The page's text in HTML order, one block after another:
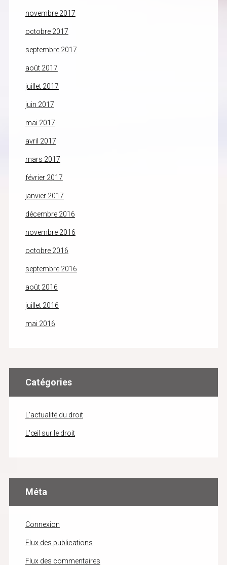
novembre 2017
octobre 2017
septembre 2017
août 2017
juillet 2017
juin 2017
mai 2017
avril 2017
mars 2017
février 2017
janvier 2017
décembre 2016
novembre 2016
octobre 2016
septembre 2016
août 2016
juillet 2016
mai 2016
Catégories
L'actualité du droit
L'œil sur le droit
Méta
Connexion
Flux des publications
Flux des commentaires